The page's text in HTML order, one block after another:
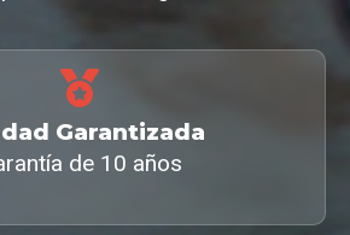
Garantizada
de 10 años